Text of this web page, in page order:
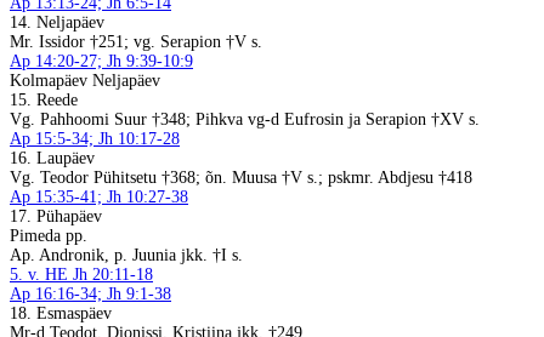
14. Neljapäev
Mr. Issidor †251; vg. Serapion †V s.
Ap 14:20-27; Jh 9:39-10:9
Kolmapäev Neljapäev
15. Reede
Vg. Pahhoomi Suur †348; Pihkva vg-d Eufrosin ja Serapion †XV s.
Ap 15:5-34; Jh 10:17-28
16. Laupäev
Vg. Teodor Pühitsetu †368; õn. Muusa †V s.; pskmr. Abdjesu †418
Ap 15:35-41; Jh 10:27-38
17. Pühapäev
Pimeda pp.
Ap. Andronik, p. Juunia jkk. †I s.
5. v. HE Jh 20:11-18
Ap 16:16-34; Jh 9:1-38
18. Esmaspäev
Mr-d Teodot, Dionissi, Kristiina jkk. †249